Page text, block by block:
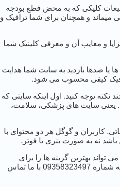
کلیکی که به محض قطع بودجه
میماند و همچنان برای شما ترافیک و
و معایب آن و معرفی کلینیک شما
یا صدها بازدید به سایت شما هدایت
کیفی محسوب می شود.
نکته توجه کنید. اول اینکه سایتی که
یعنی سایت های پزشکی، سلامت،
کاربران و گوگل هر دو محتوای با
نه به صورت بنری یا فوتر.
تواند بهترین گزینه ها را برای
رپورتاژ شما پیشنهاد دهد. کافی است از طریق تلگرام یا واتساپ به شماره 09358323497 با ما تماس